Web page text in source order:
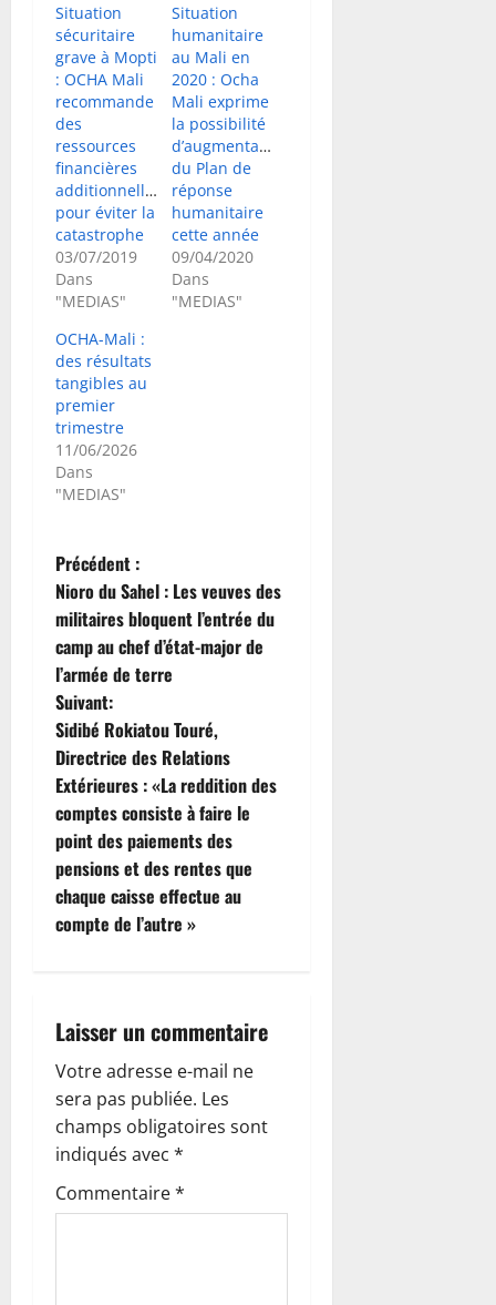
Situation
sécuritaire
grave à Mopti
: OCHA Mali
recommande
des
ressources
financières
additionnelles
pour éviter la
catastrophe
03/07/2019
Dans
"MEDIAS"
Situation
humanitaire
au Mali en
2020 : Ocha
Mali exprime
la possibilité
d’augmentation
du Plan de
réponse
humanitaire
cette année
09/04/2020
Dans
"MEDIAS"
OCHA-Mali :
des résultats
tangibles au
premier
trimestre
11/06/2026
Dans
"MEDIAS"
N
a
v
i
g
a
t
i
o
d
’
a
r
t
Précédent :
Nioro du Sahel : Les veuves des
militaires bloquent l’entrée du
camp au chef d’état-major de
l’armée de terre
Suivant:
Sidibé Rokiatou Touré,
Directrice des Relations
Extérieures : «La reddition des
comptes consiste à faire le
point des paiements des
pensions et des rentes que
chaque caisse effectue au
compte de l’autre »
Laisser un commentaire
Votre adresse e-mail ne
sera pas publiée. Les
champs obligatoires sont
indiqués avec *
Commentaire*